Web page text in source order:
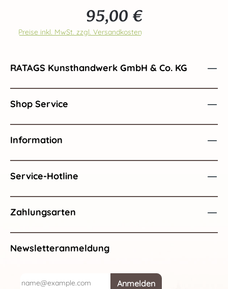
Nagelleiste, Fußleiste, Lampenhalter, Abstandsröllchen
sowie 20-teilige LED-Lichterkette Bestückungen sind NUR
Gestaltungsvorschläge. Figuren und aufgesetzte Teile sind
NICHT im Set enthalten. Echte Handarbeit aus dem Hause
Regulärer Preis:
95,00 €
Preise inkl. MwSt. zzgl. Versandkosten
RATAGS Kunsthandwerk GmbH & Co. KG
Shop Service
Information
Service-Hotline
Zahlungsarten
Newsletteranmeldung
Anmelden